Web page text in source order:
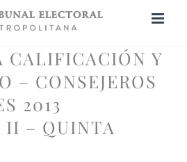
CALIFICACIÓN Y
– CONSEJEROS
2013
II – QUINTA